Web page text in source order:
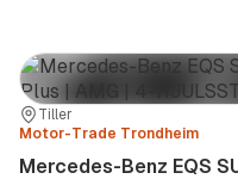
Sted:
Tiller
Forhandler:
Motor-Trade Trondheim
Mercedes-Benz EQS